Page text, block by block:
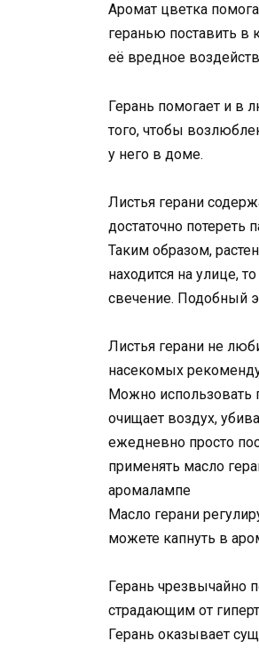
Аромат цветка
геранью поставить в
её вредное
Герань помогает и в
того, чтобы
у него в доме.
Листья герани
достаточно потереть
Таким образом,
находится на улице,
свечение. Подобный
Листья герани не
насекомых
Можно использовать
очищает воздух,
ежедневно просто
применять масло
аромалампе
Масло герани
можете капнуть в
Герань чрезвычайно
страдающим от
Герань оказывает